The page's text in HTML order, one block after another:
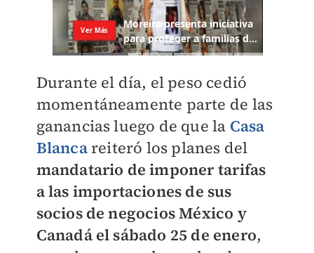
Durante el día, el peso cedió
momentáneamente parte de las
ganancias luego de que la Casa
Blancareiteró los planes del
mandatario de imponer tarifas
a las importaciones de sus
socios de negocios México y
Canadá el sábado 25 de enero,